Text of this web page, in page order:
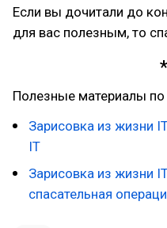
Если вы дочитали до
для вас полезным, то
Полезные материалы по
Зарисовка из жизни
IT
Зарисовка из жизни
спасательная